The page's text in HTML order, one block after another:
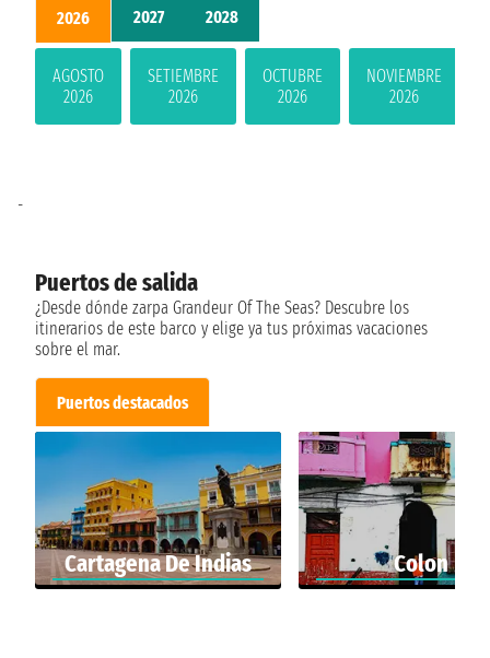
2026 2027 2028
AGOSTO
2026
SETIEMBRE
2026
OCTUBRE
2026
NOVIEMBRE
2026
Puertos de salida
¿Desde dónde zarpa Grandeur Of The Seas? Descubre los
itinerarios de este barco y elige ya tus próximas vacaciones
sobre el mar.
Puertos destacados
Cartagena De Indias Colon
-